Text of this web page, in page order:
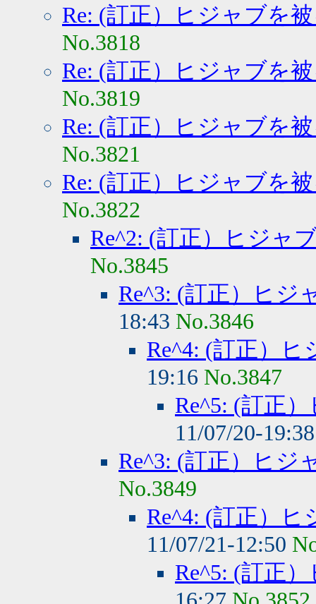
Re: (訂正）ヒジャブを
No.3818
Re: (訂正）ヒジャブを
No.3819
Re: (訂正）ヒジャブを
No.3821
Re: (訂正）ヒジャブを
No.3822
Re^2: (訂正）ヒジャ
No.3845
Re^3: (訂正）ヒジ
18:43 No.3846
Re^4: (訂正）
19:16 No.3847
Re^5: (訂正
11/07/20-
Re^3: (訂正）ヒジ
No.3849
Re^4: (訂正）
11/07/21-12:50
Re^5: (訂正